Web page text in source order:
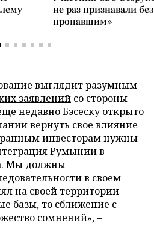
не раз признавали
пропавшим»
выглядит разумным
заявлений со стороны
недавно Бэсеску открыто
вернуть свое влияние
инвесторам нужны
Румынии в
Мы должны
в своем
на своей территории
базы, то сближение с
сомнений», –